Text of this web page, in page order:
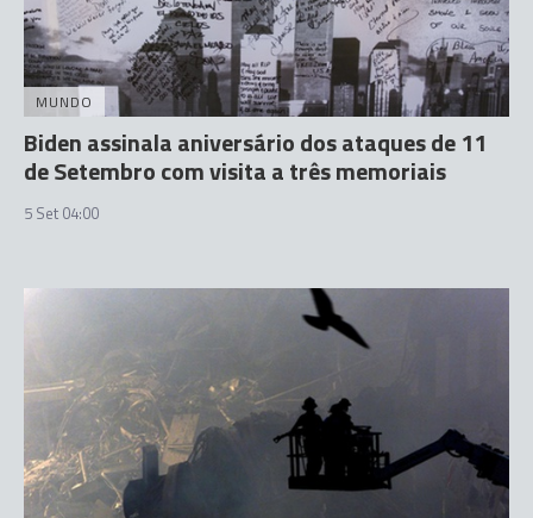
MUNDO
Biden assinala aniversário dos ataques de 11
de Setembro com visita a três memoriais
5 Set 04:00